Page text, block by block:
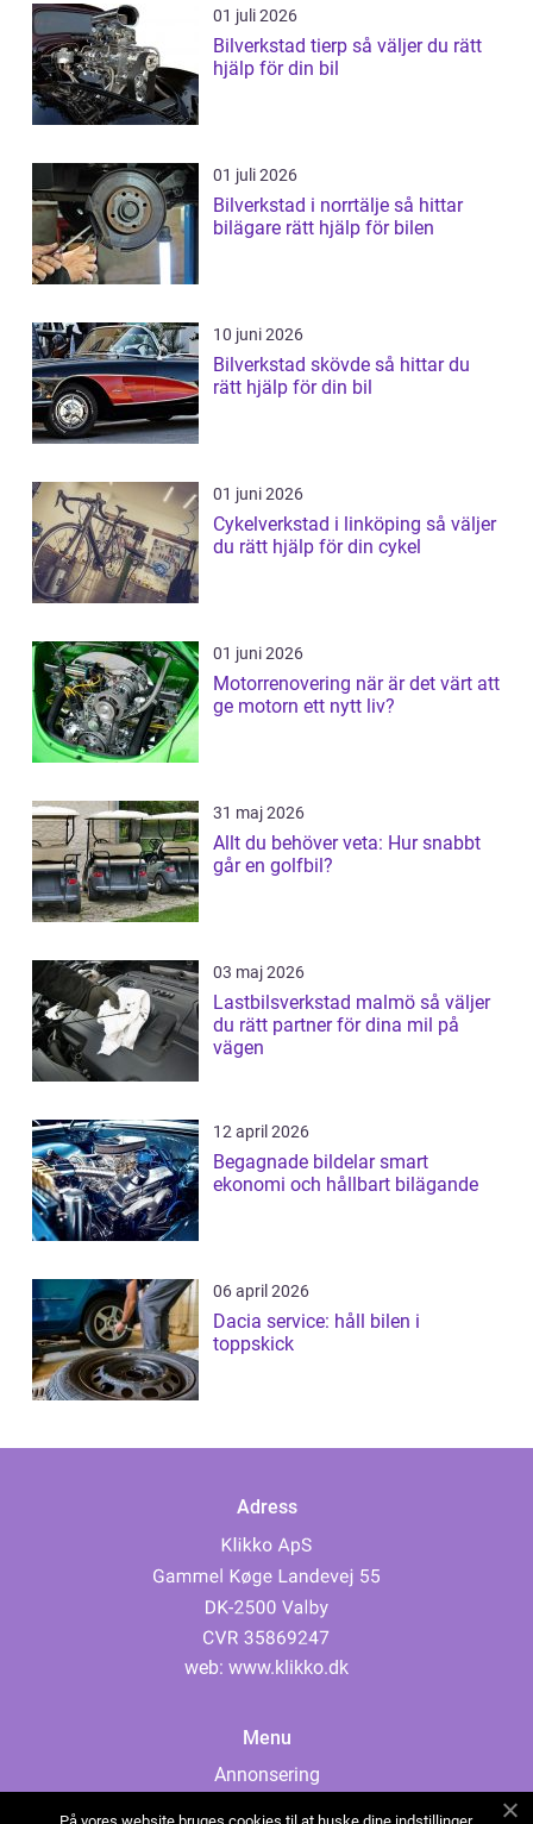
01 juli 2026
Bilverkstad tierp så väljer du rätt
hjälp för din bil
01 juli 2026
Bilverkstad i norrtälje så hittar
bilägare rätt hjälp för bilen
10 juni 2026
Bilverkstad skövde så hittar du
rätt hjälp för din bil
01 juni 2026
Cykelverkstad i linköping så väljer
du rätt hjälp för din cykel
01 juni 2026
Motorrenovering när är det värt att
ge motorn ett nytt liv?
31 maj 2026
Allt du behöver veta: Hur snabbt
går en golfbil?
03 maj 2026
Lastbilsverkstad malmö så väljer
du rätt partner för dina mil på
vägen
12 april 2026
Begagnade bildelar smart
ekonomi och hållbart bilägande
06 april 2026
Dacia service: håll bilen i
toppskick
Adress
web: www.klikko.dk
Menu
Annonsering